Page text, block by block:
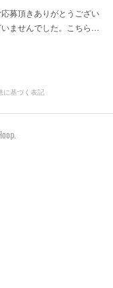
募頂きありがとうござい
ませんでした。こちら…
に基づく表記
.